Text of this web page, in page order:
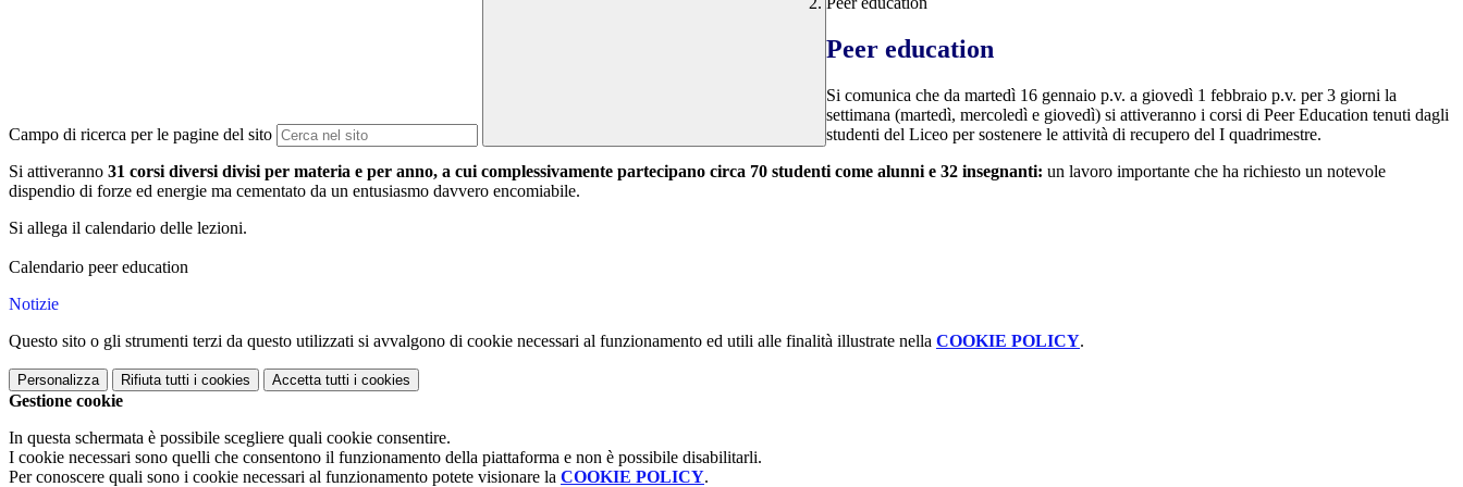
Campo di ricerca per le pagine del sito
Peer education
Si comunica che da martedì 16 gennaio p.v. a giovedì 1 febbraio p.v. per 3 giorni la
settimana (martedì, mercoledì e giovedì) si attiveranno i corsi di Peer Education tenuti dagli
studenti del Liceo per sostenere le attività di recupero del I quadrimestre.
Si attiveranno 31 corsi diversi divisi per materia e per anno, a cui complessivamente partecipano circa 70 studenti come alunni e 32 insegnanti: un lavoro importante che ha richiesto un notevole
dispendio di forze ed energie ma cementato da un entusiasmo davvero encomiabile.
Si allega il calendario delle lezioni.
Calendario peer education
Notizie
Questo sito o gli strumenti terzi da questo utilizzati si avvalgono di cookie necessari al funzionamento ed utili alle finalità illustrate nella COOKIE POLICY.
Personalizza Rifiuta tutti i cookies Accetta tutti i cookies
Gestione cookie
In questa schermata è possibile scegliere quali cookie consentire.
I cookie necessari sono quelli che consentono il funzionamento della piattaforma e non è possibile disabilitarli.
Per conoscere quali sono i cookie necessari al funzionamento potete visionare la COOKIE POLICY.